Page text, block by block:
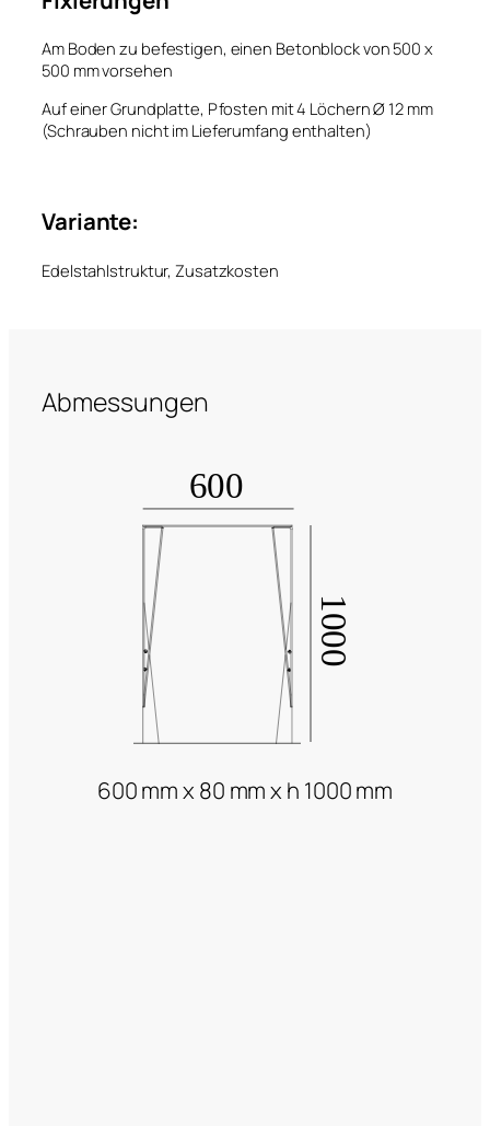
Am Boden zu befestigen, einen Betonblock von 500 x
500 mm vorsehen
Auf einer Grundplatte, Pfosten mit 4 Löchern Ø 12 mm
(Schrauben nicht im Lieferumfang enthalten)
Variante:
Edelstahlstruktur, Zusatzkosten
Abmessungen
600 mm x 80 mm x h 1000 mm